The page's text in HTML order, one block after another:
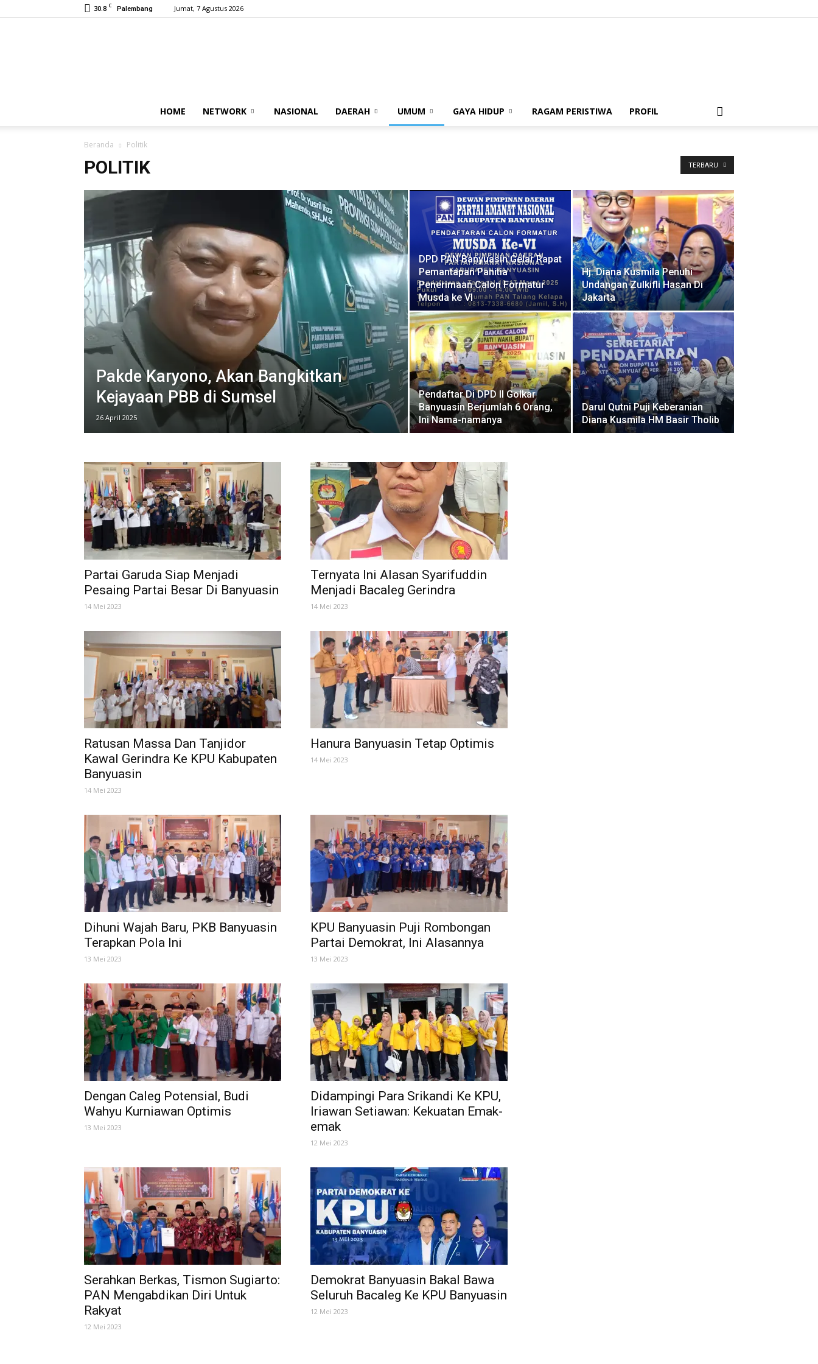
30.8 C Palembang Jumat, 7 Agustus 2026
HOME NETWORK NASIONAL DAERAH UMUM GAYA HIDUP RAGAM PERISTIWA PROFIL
Beranda Politik
POLITIK TERBARU
Pakde Karyono, Akan Bangkitkan
Kejayaan PBB di Sumsel
26 April 2025
DPD PAN Banyuasin Gelar Rapat
Pemantapan Panitia
Penerimaan Calon Formatur
Musda ke VI
Hj. Diana Kusmila Penuhi
Undangan Zulkifli Hasan Di
Jakarta
Pendaftar Di DPD II Golkar
Banyuasin Berjumlah 6 Orang,
Ini Nama-namanya
Darul Qutni Puji Keberanian
Diana Kusmila HM Basir Tholib
Partai Garuda Siap Menjadi
Pesaing Partai Besar Di Banyuasin
14 Mei 2023
Ternyata Ini Alasan Syarifuddin
Menjadi Bacaleg Gerindra
14 Mei 2023
Ratusan Massa Dan Tanjidor
Kawal Gerindra Ke KPU Kabupaten
Banyuasin
14 Mei 2023
Hanura Banyuasin Tetap Optimis
14 Mei 2023
Dihuni Wajah Baru, PKB Banyuasin
Terapkan Pola Ini
13 Mei 2023
KPU Banyuasin Puji Rombongan
Partai Demokrat, Ini Alasannya
13 Mei 2023
Dengan Caleg Potensial, Budi
Wahyu Kurniawan Optimis
13 Mei 2023
Didampingi Para Srikandi Ke KPU,
Iriawan Setiawan: Kekuatan Emak-
emak
12 Mei 2023
Serahkan Berkas, Tismon Sugiarto:
PAN Mengabdikan Diri Untuk
Rakyat
12 Mei 2023
Demokrat Banyuasin Bakal Bawa
Seluruh Bacaleg Ke KPU Banyuasin
12 Mei 2023